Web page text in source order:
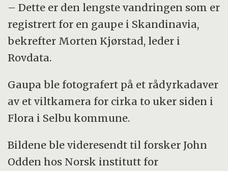
– Dette er den lengste vandringen som er
registrert for en gaupe i Skandinavia,
bekrefter Morten Kjørstad, leder i
Rovdata.
Gaupa ble fotografert på et rådyrkadaver
av et viltkamera for cirka to uker siden i
Flora i Selbu kommune.
Bildene ble videresendt til forsker John
Odden hos Norsk institutt for